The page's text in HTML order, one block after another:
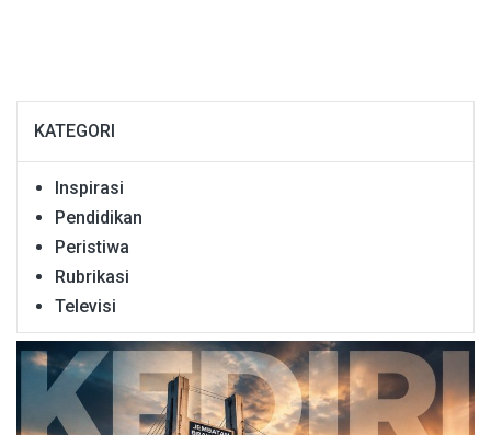
KATEGORI
Inspirasi
Pendidikan
Peristiwa
Rubrikasi
Televisi